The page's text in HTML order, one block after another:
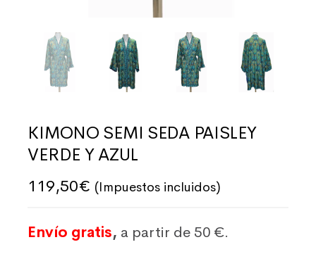
KIMONO SEMI SEDA PAISLEY
VERDE Y AZUL
119,50€ (Impuestos incluidos)
Envío gratis, a partir de 50 €.